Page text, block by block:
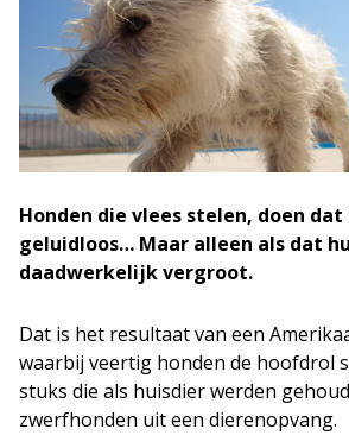
Honden die vlees stelen, doen
geluidloos… Maar alleen als dat
daadwerkelijk vergroot.
Dat is het resultaat van een
waarbij veertig honden de hoofdrol
stuks die als huisdier werden
zwerfhonden uit een dierenopvang.